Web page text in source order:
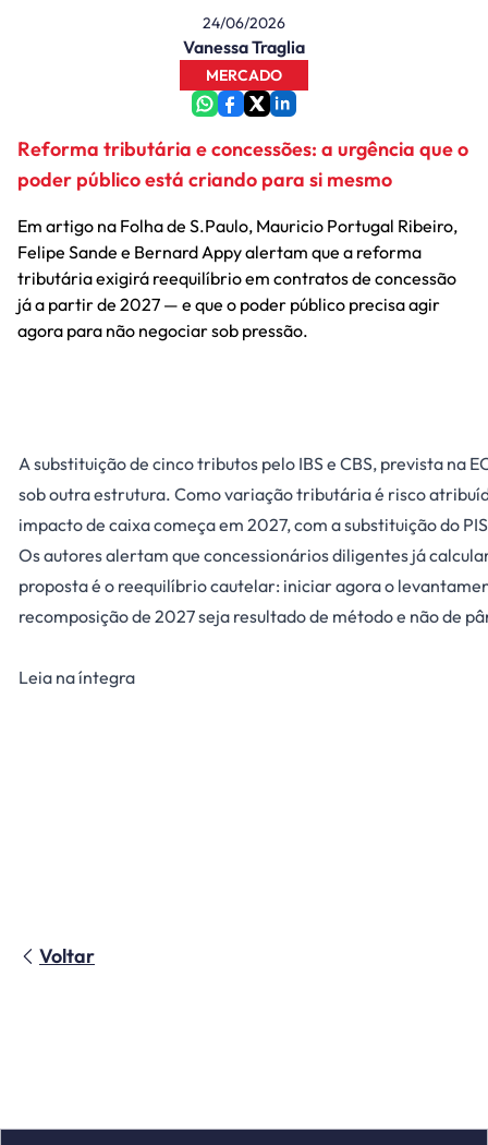
24/06/2026
Vanessa Traglia
MERCADO
Reforma tributária e concessões: a urgência que o
poder público está criando para si mesmo
Em artigo na Folha de S.Paulo, Mauricio Portugal Ribeiro,
Felipe Sande e Bernard Appy alertam que a reforma
tributária exigirá reequilíbrio em contratos de concessão
já a partir de 2027 — e que o poder público precisa agir
agora para não negociar sob pressão.
A substituição de cinco tributos pelo IBS e CBS, prevista na
sob outra estrutura. Como variação tributária é risco
impacto de caixa começa em 2027, com a substituição do
Os autores alertam que concessionários diligentes já
proposta é o reequilíbrio cautelar: iniciar agora o
recomposição de 2027 seja resultado de método e não de
Leia na íntegra
Voltar